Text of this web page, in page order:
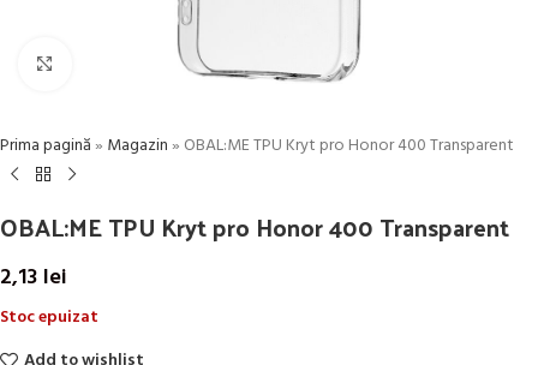
Click to enlarge
Prima pagină» Magazin» OBAL:ME TPU Kryt pro Honor 400 Transparent
OBAL:ME TPU Kryt pro Honor 400 Transparent
2,13 lei
Stoc epuizat